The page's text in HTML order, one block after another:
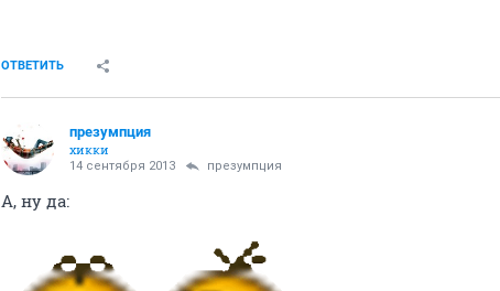
ОТВЕТИТЬ
презумпция
хикки
14 сентября 2013 презумпция
А, ну да: